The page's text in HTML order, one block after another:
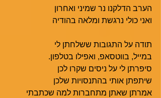
הערב הדלקנו נר שמיני ואחרון
ואני כולי נרגשת ומלאה בהודיה
תודה על התגובות ששלחתן לי
במייל, בווטסאפ, ואפילו בטלפון.
סיפרתן לי על ניסים שקרו לכן
שיתפתן אותי בהתנסויות שלכן
אמרתן שאתן מתחברות למה שכתבתי